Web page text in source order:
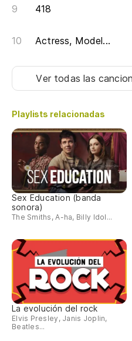
418
Actress, Model...
Ver todas las
Playlists relacionadas
Sex Education (banda
sonora)
The Smiths, A-ha, Billy Idol...
La evolución del rock
Elvis Presley, Janis Joplin,
Beatles...